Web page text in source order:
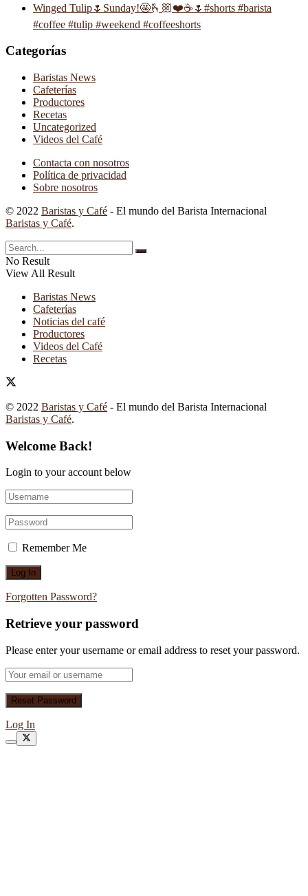
Winged Tulip🌷Sunday!🤩🫰🏼❤️☕️🌷#shorts #barista
#coffee #tulip #weekend #coffeeshorts
Categorías
Baristas News
Cafeterías
Productores
Recetas
Uncategorized
Videos del Café
Contacta con nosotros
Política de privacidad
Sobre nosotros
© 2022 Baristas y Café - El mundo del Barista Internacional
Baristas y Café.
No Result
View All Result
Baristas News
Cafeterías
Noticias del café
Productores
Videos del Café
Recetas
© 2022 Baristas y Café - El mundo del Barista Internacional
Baristas y Café.
Welcome Back!
Login to your account below
Remember Me
Forgotten Password?
Retrieve your password
Please enter your username or email address to reset your password.
Log In